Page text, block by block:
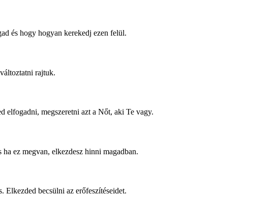
és hogy hogyan kerekedj ezen felül.
rajtuk.
megszeretni azt a Nőt, aki Te vagy.
ez megvan, elkezdesz hinni magadban.
Elkezded becsülni az erőfeszítéseidet.